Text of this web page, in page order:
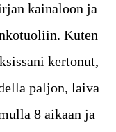
kainaloon ja
Kuten
kertonut,
paljon, laiva
8 aikaan ja